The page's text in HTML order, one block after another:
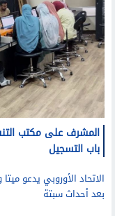
المشرف على مكتب
باب التسجيل
الاتحاد الأوروبي يدعو
بعد أحداث سبتة